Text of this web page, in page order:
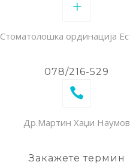
Стоматолошка ординација
078/216-529
Др.Мартин Хаџи Наумов
Закажете термин